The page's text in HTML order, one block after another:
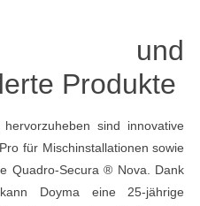
und
Produkte
sind innovative
für Mischinstallationen sowie
Quadro-Secura ® Nova. Dank
Doyma eine 25-jährige